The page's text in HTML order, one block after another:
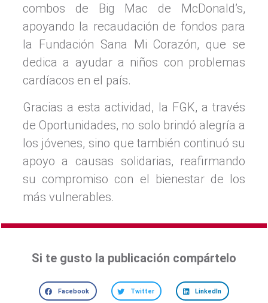
combos de Big Mac de McDonald’s,
apoyando la recaudación de fondos para
la Fundación Sana Mi Corazón, que se
dedica a ayudar a niños con problemas
cardíacos en el país.
Gracias a esta actividad, la FGK, a través
de Oportunidades, no solo brindó alegría a
los jóvenes, sino que también continuó su
apoyo a causas solidarias, reafirmando
su compromiso con el bienestar de los
más vulnerables.
Si te gusto la publicación compártelo
Facebook Twitter LinkedIn